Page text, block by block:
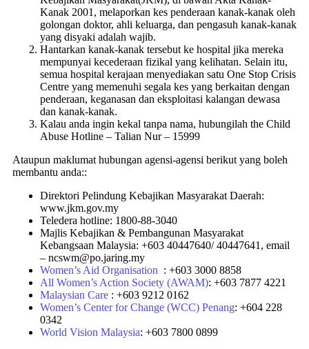
Kanak 2001, melaporkan kes penderaan kanak-kanak oleh
golongan doktor, ahli keluarga, dan pengasuh kanak-kanak
yang disyaki adalah wajib.
Hantarkan kanak-kanak tersebut ke hospital jika mereka
mempunyai kecederaan fizikal yang kelihatan. Selain itu,
semua hospital kerajaan menyediakan satu One Stop Crisis
Centre yang memenuhi segala kes yang berkaitan dengan
penderaan, keganasan dan eksploitasi kalangan dewasa
dan kanak-kanak.
Kalau anda ingin kekal tanpa nama, hubungilah the Child
Abuse Hotline – Talian Nur – 15999
Ataupun maklumat hubungan agensi-agensi berikut yang boleh
membantu anda::
Direktori Pelindung Kebajikan Masyarakat Daerah:
www.jkm.gov.my
Teledera hotline: 1800-88-3040
Majlis Kebajikan & Pembangunan Masyarakat
Kebangsaan Malaysia: +603 40447640/ 40447641, email
– ncswm@po.jaring.my
Women’s Aid Organisation : +603 3000 8858
All Women’s Action Society (AWAM): +603 7877 4221
Malaysian Care : +603 9212 0162
Women’s Center for Change (WCC) Penang: +604 228
0342
World Vision Malaysia: +603 7800 0899